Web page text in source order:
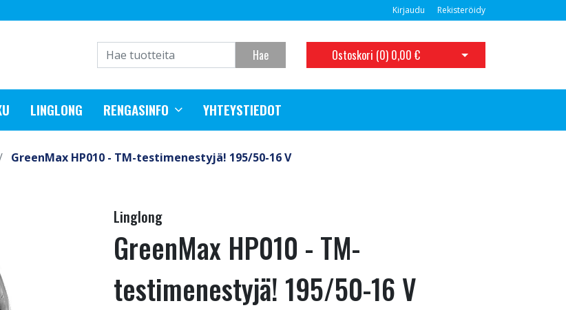
Kirjaudu Rekisteröidy
Hae Ostoskori (0) 0,00 € Avaa ostoskori
LINGLONG RENGASINFO YHTEYSTIEDOT
GreenMax HP010 - TM-testimenestyjä! 195/50-16 V
Linglong
GreenMax HP010 - TM-
testimenestyjä! 195/50-16 V